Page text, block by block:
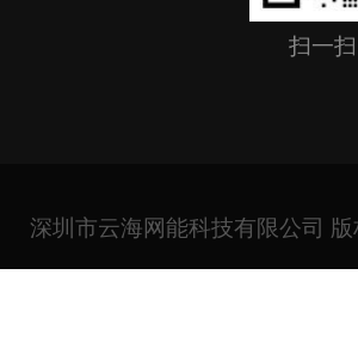
扫一
深圳市云海网能科技有限公司